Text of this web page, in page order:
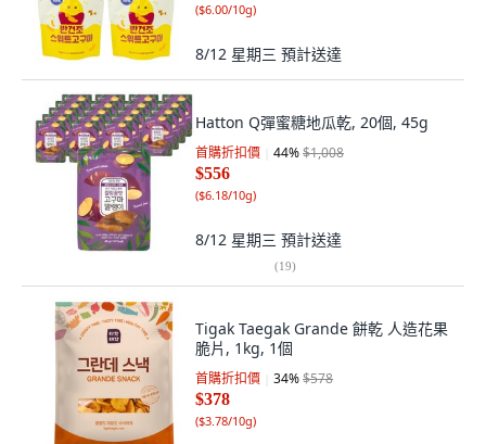
($6.00/10g)
8/12 星期三 預計送達
Hatton Q彈蜜糖地瓜乾, 20個, 45g
首購折扣價 44%$1,008
$556
($6.18/10g)
8/12 星期三 預計送達
(19)
Tigak Taegak Grande 餅乾 人造花果
脆片, 1kg, 1個
首購折扣價 34%$578
$378
($3.78/10g)